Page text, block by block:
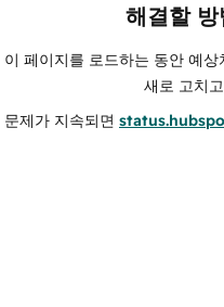
해결할
이 페이지를 로드하는 동안 예
새로 고치
문제가 지속되면